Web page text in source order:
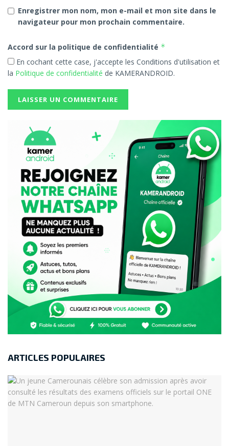
Enregistrer mon nom, mon e-mail et mon site dans le
navigateur pour mon prochain commentaire.
Accord sur la politique de confidentialité *
En cochant cette case, j'accepte les Conditions d'utilisation et
la Politique de confidentialité de KAMERANDROID.
ARTICLES POPULAIRES